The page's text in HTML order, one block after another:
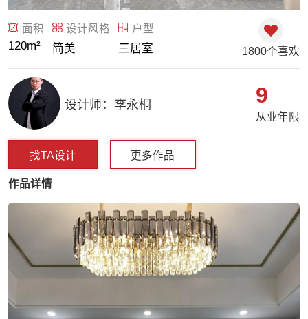
面积
120m²
设计风格
简美
户型
三居室 1800个喜欢
设计师：李永桐 9
从业年限
找TA设计 更多作品
作品详情